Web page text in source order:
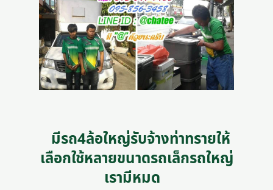
มีรถ4ล้อใหญ่รับจ้างท่าทรายให้
เลือกใช้หลายขนาดรถเล็กรถใหญ่
เรามีหมด